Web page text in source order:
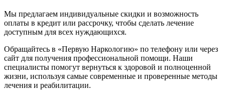
Мы предлагаем индивидуальные скидки и возможность
оплаты в кредит или рассрочку, чтобы сделать лечение
доступным для всех нуждающихся.
Обращайтесь в «Первую Наркологию» по телефону или через
сайт для получения профессиональной помощи. Наши
специалисты помогут вернуться к здоровой и полноценной
жизни, используя самые современные и проверенные методы
лечения и реабилитации.